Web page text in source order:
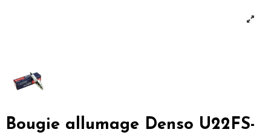
Bougie allumage Denso U22FS-